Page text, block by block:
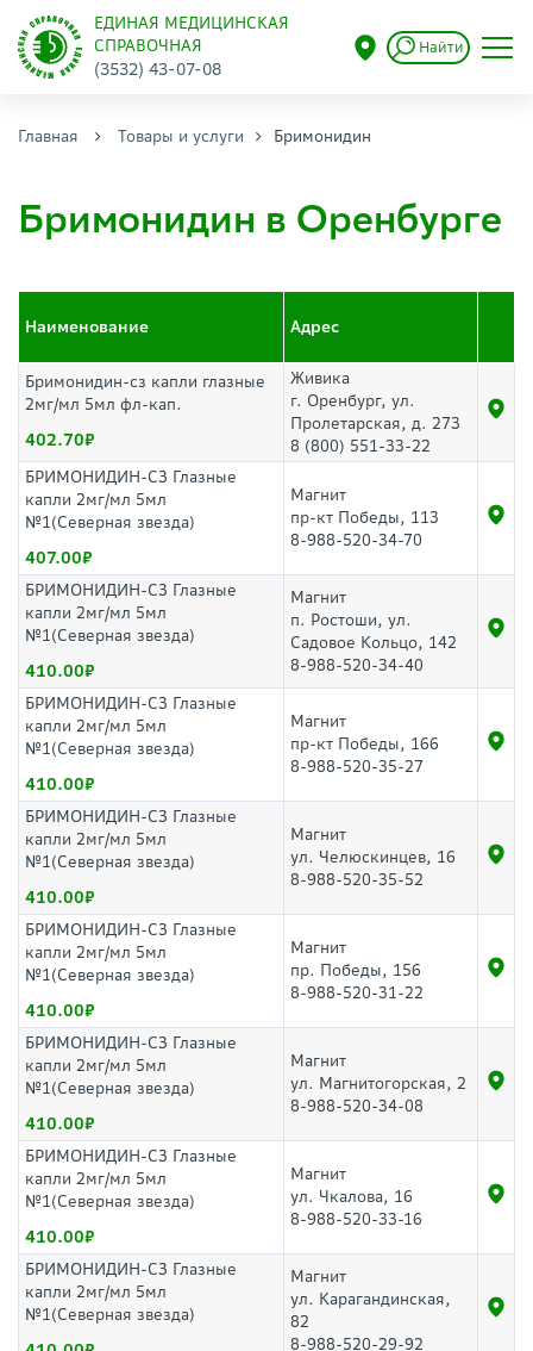
ЕДИНАЯ МЕДИЦИНСКАЯ
СПРАВОЧНАЯ
(3532) 43-07-08
Найти
Главная Товары и услуги Бримонидин
Бримонидин в Оренбурге
Наименование Адрес
Бримонидин-сз капли глазные
2мг/мл 5мл фл-кап.
402.70
Живика
г. Оренбург, ул.
Пролетарская, д. 273
8 (800) 551-33-22
БРИМОНИДИН-СЗ Глазные
капли 2мг/мл 5мл
№1(Северная звезда)
407.00
Магнит
пр-кт Победы, 113
8-988-520-34-70
БРИМОНИДИН-СЗ Глазные
капли 2мг/мл 5мл
№1(Северная звезда)
410.00
Магнит
п. Ростоши, ул.
Садовое Кольцо, 142
8-988-520-34-40
БРИМОНИДИН-СЗ Глазные
капли 2мг/мл 5мл
№1(Северная звезда)
410.00
Магнит
пр-кт Победы, 166
8-988-520-35-27
БРИМОНИДИН-СЗ Глазные
капли 2мг/мл 5мл
№1(Северная звезда)
410.00
Магнит
ул. Челюскинцев, 16
8-988-520-35-52
БРИМОНИДИН-СЗ Глазные
капли 2мг/мл 5мл
№1(Северная звезда)
410.00
Магнит
пр. Победы, 156
8-988-520-31-22
БРИМОНИДИН-СЗ Глазные
капли 2мг/мл 5мл
№1(Северная звезда)
410.00
Магнит
ул. Магнитогорская, 2
8-988-520-34-08
БРИМОНИДИН-СЗ Глазные
капли 2мг/мл 5мл
№1(Северная звезда)
410.00
Магнит
ул. Чкалова, 16
8-988-520-33-16
БРИМОНИДИН-СЗ Глазные
капли 2мг/мл 5мл
№1(Северная звезда)
Магнит
ул. Карагандинская,
82
8-988-520-29-92